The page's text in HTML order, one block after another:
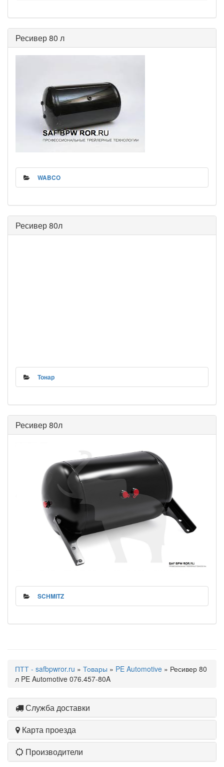
Ресивер 80 л
WABCO
Ресивер 80л
Тонар
Ресивер 80л
SCHMITZ
ПТТ - safbpwror.ru » Товары » PE Automotive » Ресивер 80
л PE Automotive 076.457-80A
Служба доставки
Карта проезда
Производители